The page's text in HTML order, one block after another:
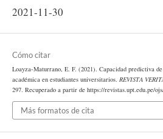
2021-11-30
Cómo citar
Loayza-Maturrano, E. F. (2021). Capacidad predictiva
académica en estudiantes universitarios. REVISTA
297. Recuperado a partir de https://revistas.upt.edu.pe/
Más formatos de cita